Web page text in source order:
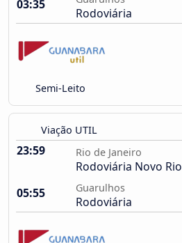
03:35
Rodoviária
Semi-Leito
Viação UTIL
23:59 Rio de Janeiro
Rodoviária Novo Rio
05:55
Guarulhos
Rodoviária